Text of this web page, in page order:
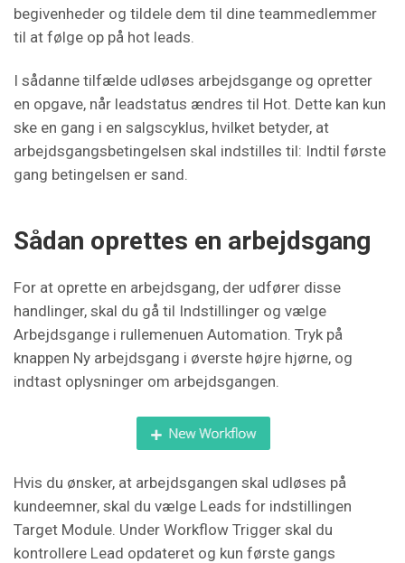
begivenheder og tildele dem til dine teammedlemmer
til at følge op på hot leads.
I sådanne tilfælde udløses arbejdsgange og opretter
en opgave, når leadstatus ændres til Hot. Dette kan kun
ske en gang i en salgscyklus, hvilket betyder, at
arbejdsgangsbetingelsen skal indstilles til: Indtil første
gang betingelsen er sand.
Sådan oprettes en arbejdsgang
For at oprette en arbejdsgang, der udfører disse
handlinger, skal du gå til Indstillinger og vælge
Arbejdsgange i rullemenuen Automation. Tryk på
knappen Ny arbejdsgang i øverste højre hjørne, og
indtast oplysninger om arbejdsgangen.
Hvis du ønsker, at arbejdsgangen skal udløses på
kundeemner, skal du vælge Leads for indstillingen
Target Module. Under Workflow Trigger skal du
kontrollere Lead opdateret og kun første gangs